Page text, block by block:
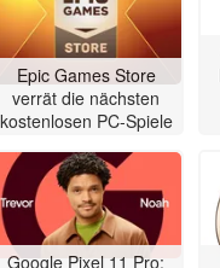
Epic Games Store
verrät die nächsten
kostenlosen PC-Spiele
Google Pixel 11 Pro: